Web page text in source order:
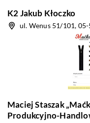
K2 Jakub Kłoczko
ul. Wenus 51/101, 05-
Maciej Staszak
Produkcyjno-